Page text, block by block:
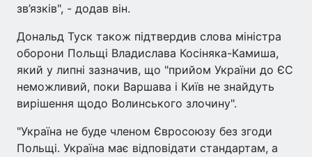
зв’язків", - додав він.
Дональд Туск також підтвердив слова міністра
оборони Польщі Владислава Косіняка-Камиша,
який у липні зазначив, що "прийом України до ЄС
неможливий, поки Варшава і Київ не знайдуть
вирішення щодо Волинського злочину".
"Україна не буде членом Євросоюзу без згоди
Польщі. Україна має відповідати стандартам, а